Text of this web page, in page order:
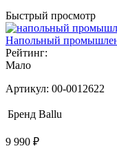
Быстрый просмотр
Напольный
Рейтинг:
Мало
Артикул: 00-0012622
Бренд Ballu
9 990 ₽